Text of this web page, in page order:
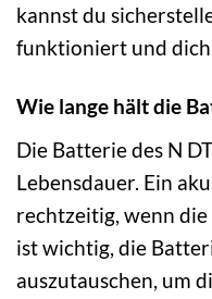
kannst du
funktioniert und
Wie lange hält die
Die Batterie des N
Lebensdauer. Ein
rechtzeitig, wenn
ist wichtig, die
auszutauschen, um